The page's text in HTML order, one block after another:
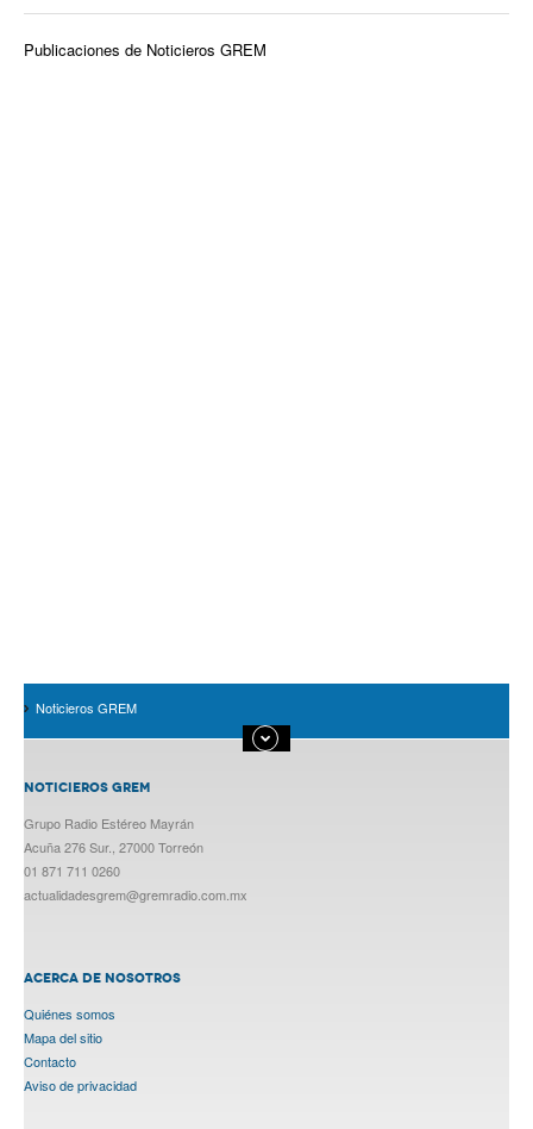
Publicaciones de Noticieros GREM
Noticieros GREM
NOTICIEROS GREM
Grupo Radio Estéreo Mayrán
Acuña 276 Sur., 27000 Torreón
01 871 711 0260
actualidadesgrem@gremradio.com.mx
ACERCA DE NOSOTROS
Quiénes somos
Mapa del sitio
Contacto
Aviso de privacidad